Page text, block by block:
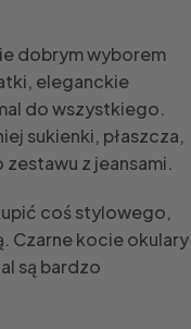
dobrym wyborem
eleganckie
do wszystkiego.
sukienki, płaszcza,
z jeansami.
coś stylowego,
Czarne kocie okulary
są bardzo